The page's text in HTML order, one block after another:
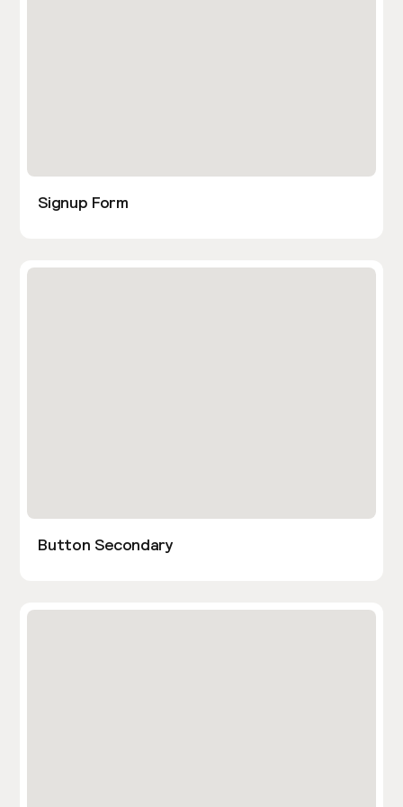
Signup Form
Button Secondary